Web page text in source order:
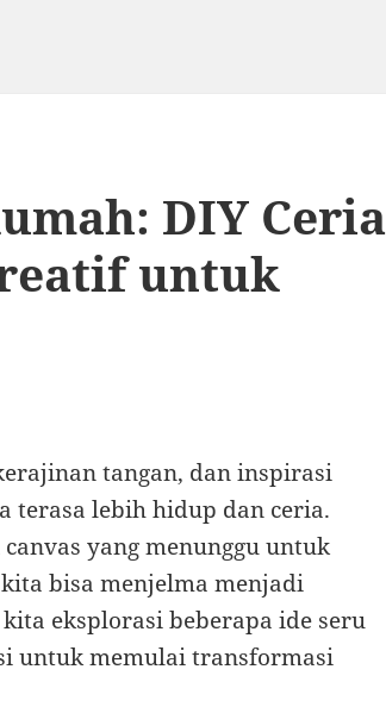
DIY Ceria
untuk
tangan, dan inspirasi
lebih hidup dan ceria.
yang menunggu untuk
bisa menjelma menjadi
eksplorasi beberapa ide seru
untuk memulai transformasi